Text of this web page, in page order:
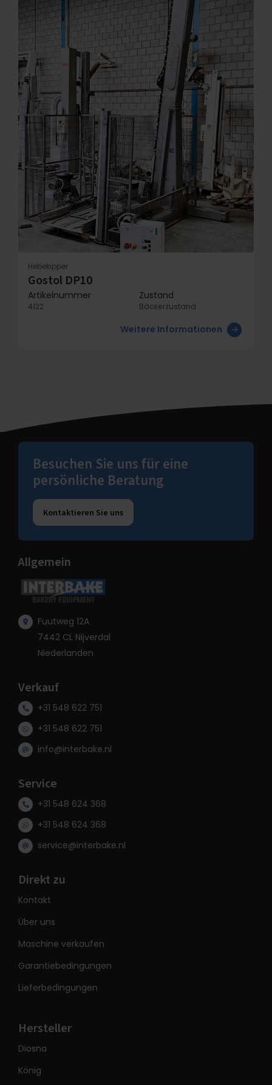
Hebekipper
Gostol DP10
Artikelnummer
4122
Zustand
Bäckerzustand
Weitere Informationen
Besuchen Sie uns für eine
persönliche Beratung
Kontaktieren Sie uns
Allgemein
Fuutweg 12A
7442 CL Nijverdal
Niederlanden
Verkauf
+31 548 622 751
+31 548 622 751
info@interbake.nl
Service
+31 548 624 368
+31 548 624 368
service@interbake.nl
Direkt zu
Kontakt
Über uns
Maschine verkaufen
Garantiebedingungen
Lieferbedingungen
Hersteller
Diosna
König